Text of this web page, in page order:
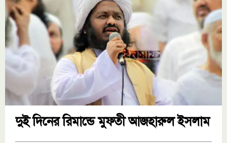
দুই দিনের রিমান্ডে মুফতী আজহারুল ইসলাম